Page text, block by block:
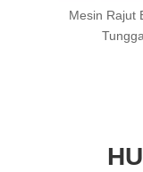
Mesin Rajut